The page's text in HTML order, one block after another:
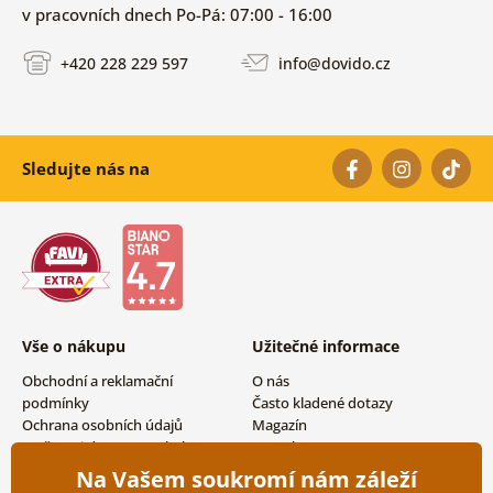
v pracovních dnech Po-Pá: 07:00 - 16:00
+420 228 229 597 info@dovido.cz
Sledujte nás na
Vše o nákupu
Obchodní a reklamační
podmínky
Ochrana osobních údajů
Možnosti dopravy a platby
Vrácení zboží
Užitečné informace
O nás
Často kladené dotazy
Magazín
Kontakty
Velkoobchodní spolupráce
Na Vašem soukromí nám záleží